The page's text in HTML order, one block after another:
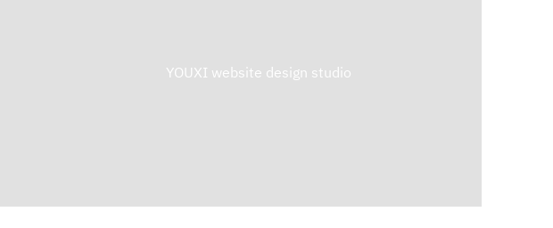
YOUXI website design studio